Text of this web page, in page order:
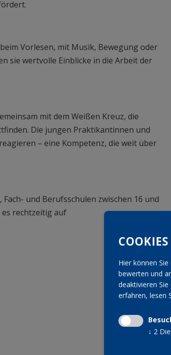
Vorlesen, mit Musik, Bewegung oder
sie wertvolle Einblicke in die Arbeit der
mit dem Weißen Kreuz, die
Die jungen Praktikantinnen und
– eine Kompetenz, die weit über
und Berufsschulen zwischen 16 und
rechtzeitig auf
COOKIES
Hier können
bewerten und
deaktivieren
erfahren, lesen
↓ 2